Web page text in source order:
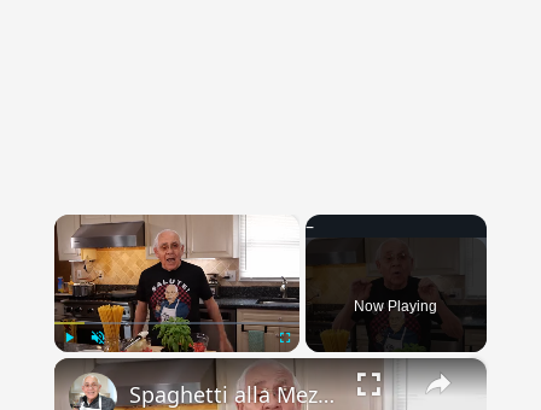
Unmute
Now Playing
×
Spaghetti alla Mezzanotte Recipe